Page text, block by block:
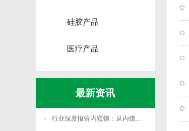
硅胶产品
医疗产品
最新资讯
行业深度报告内窥镜：从内镜全产业链看进口替代进程，小内镜大需求